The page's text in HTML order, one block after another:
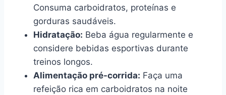
Consuma carboidratos, proteínas e
gorduras saudáveis.
Hidratação: Beba água regularmente e
considere bebidas esportivas durante
treinos longos.
Alimentação pré-corrida: Faça uma
refeição rica em carboidratos na noite